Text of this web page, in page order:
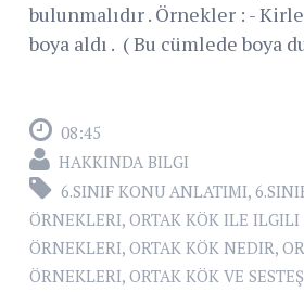
bulunmalıdır . Örnekler : -
boya aldı . ( Bu cümlede boya
08:45
HAKKINDA BILGI
6.SINIF KONU ANLATIMI,
ÖRNEKLERI, ORTAK KÖK ILE ILGILI
ÖRNEKLERI, ORTAK KÖK NEDIR,
ÖRNEKLERI, ORTAK KÖK VE